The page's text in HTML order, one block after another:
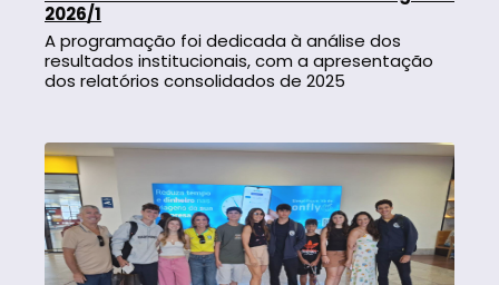
2026/1
A programação foi dedicada à análise dos
resultados institucionais, com a apresentação
dos relatórios consolidados de 2025